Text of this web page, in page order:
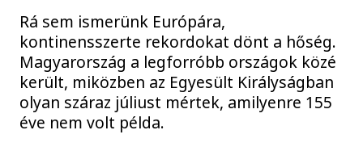
Rá sem ismerünk Európára,
kontinensszerte rekordokat dönt a hőség.
Magyarország a legforróbb országok közé
került, miközben az Egyesült Királyságban
olyan száraz júliust mértek, amilyenre 155
éve nem volt példa.